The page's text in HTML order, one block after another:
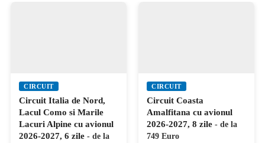
CIRCUIT
Circuit Italia de Nord,
Lacul Como si Marile
Lacuri Alpine cu avionul
2026-2027, 6 zile - de la
CIRCUIT
Circuit Coasta
Amalfitana cu avionul
2026-2027, 8 zile - de la
749 Euro